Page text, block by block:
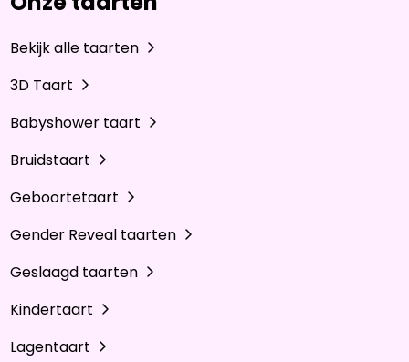
Bekijk alle taarten
3D Taart
Babyshower taart
Bruidstaart
Geboortetaart
Gender Reveal taarten
Geslaagd taarten
Kindertaart
Lagentaart